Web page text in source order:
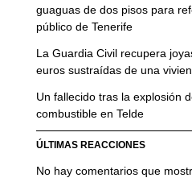
guaguas de dos pisos para
público de Tenerife
La Guardia Civil recupera
euros sustraídas de una
Un fallecido tras la explosión
combustible en Telde
ÚLTIMAS REACCIONES
No hay comentarios que